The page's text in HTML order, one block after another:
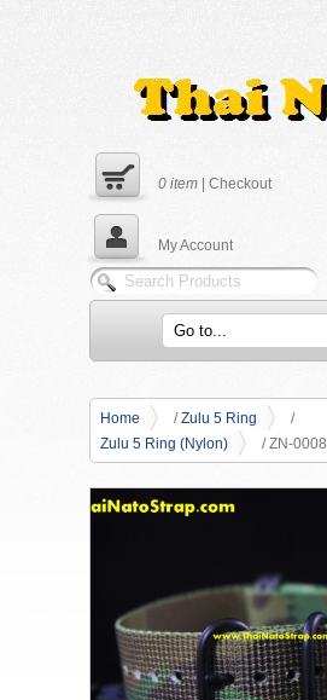
0 item | Checkout
My Account
Home /Zulu 5 Ring
/
Zulu 5 Ring (Nylon)
/ ZN-0008